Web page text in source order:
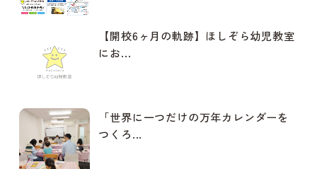
【開校6ヶ月の軌跡】ほしぞら幼児教室
にお...
「世界に一つだけの万年カレンダーを
つくろ...